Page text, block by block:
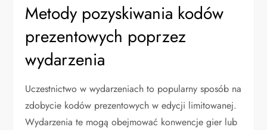
Metody pozyskiwania kodów
prezentowych poprzez
wydarzenia
Uczestnictwo w wydarzeniach to popularny sposób na
zdobycie kodów prezentowych w edycji limitowanej.
Wydarzenia te mogą obejmować konwencje gier lub